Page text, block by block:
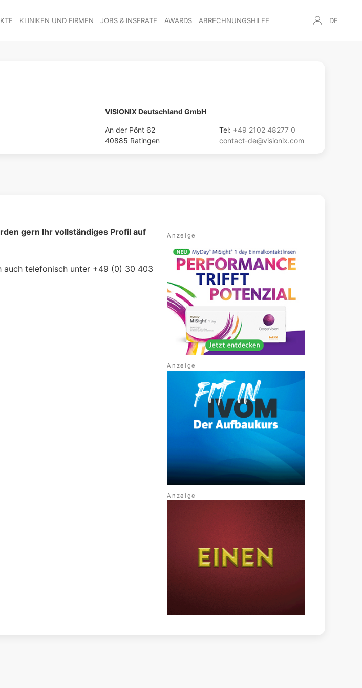
KLINIKEN UND FIRMEN JOBS & INSERATE AWARDS ABRECHNUNGSHILFE DE
VISIONIX Deutschland GmbH
An der Pönt 62
40885 Ratingen
Tel: +49 2102 48277 0
contact-de@visionix.com
gern Ihr voll­ständiges Profil auf
auch tele­fonisch unter +49 (0) 30 403